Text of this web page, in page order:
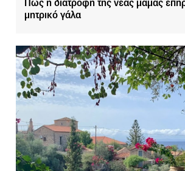
Πώς η διατροφή της νέας μαμάς
μητρικό γάλα